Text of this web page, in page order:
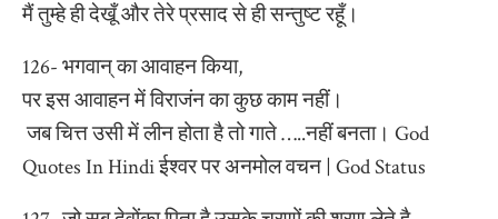
मैं तुम्हे ही देखूँ और तेरे प्रसाद से ही सन्तुष्ट रहूँ।
126- भगवान् का आवाहन किया,
पर इस आवाहन में विराजंन का कुछ काम नहीं।
जब चित्त उसी में लीन होता है तो गाते …..नहीं बनता। God
Quotes In Hindi ईश्वर पर अनमोल वचन | God Status